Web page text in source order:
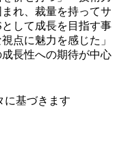
れ、裁量を持ってサ
して成長を目指す事
点に魅力を感じた」
長性への期待が中心
に基づきます